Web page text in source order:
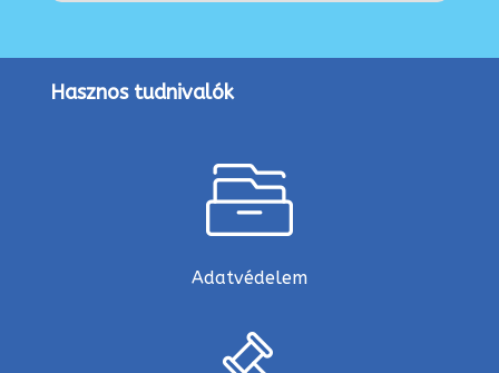
Hasznos tudnivalók
Adatvédelem